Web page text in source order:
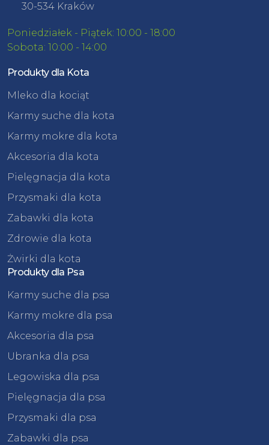
30-534 Kraków
Poniedziałek - Piątek: 10:00 - 18:00
Sobota: 10:00 - 14:00
Produkty dla Kota
Mleko dla kociąt
Karmy suche dla kota
Karmy mokre dla kota
Akcesoria dla kota
Pielęgnacja dla kota
Przysmaki dla kota
Zabawki dla kota
Zdrowie dla kota
Żwirki dla kota
Produkty dla Psa
Karmy suche dla psa
Karmy mokre dla psa
Akcesoria dla psa
Ubranka dla psa
Legowiska dla psa
Pielęgnacja dla psa
Przysmaki dla psa
Zabawki dla psa